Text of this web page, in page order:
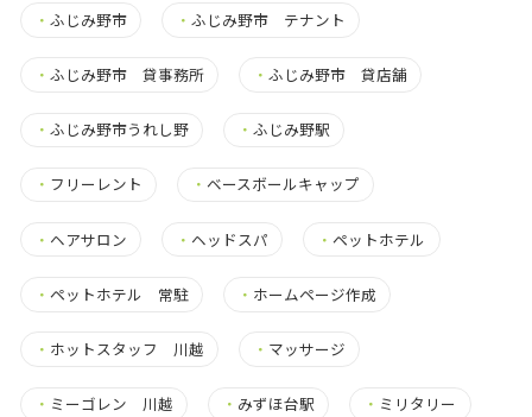
・ ふじみ野市 ・ふじみ野市 テナント
・ ふじみ野市 貸事務所 ・ふじみ野市 貸店舗
・ ふじみ野市うれし野 ・ふじみ野駅
・ フリーレント ・ ベースボールキャップ
・ ヘアサロン ・ ヘッドスパ ・ペットホテル
・ ペットホテル 常駐 ・ ホームページ作成
・ ホットスタッフ 川越 ・ マッサージ
・ ミーゴレン 川越 ・ みずほ台駅 ・ ミリタリー